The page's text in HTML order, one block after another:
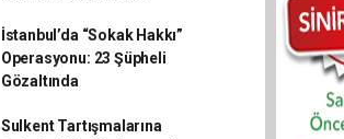
İstanbul’da “Sokak Hakkı”
Operasyonu: 23 Şüpheli
Gözaltında
Sulkent Tartışmalarına